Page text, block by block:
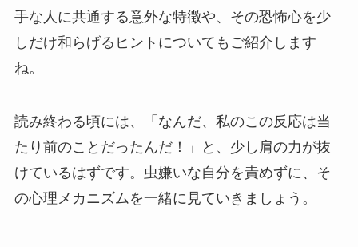
手な人に共通する意外な特徴や、その恐怖心を少
しだけ和らげるヒントについてもご紹介します
ね。
読み終わる頃には、「なんだ、私のこの反応は当
たり前のことだったんだ！」と、少し肩の力が抜
けているはずです。虫嫌いな自分を責めずに、そ
の心理メカニズムを一緒に見ていきましょう。